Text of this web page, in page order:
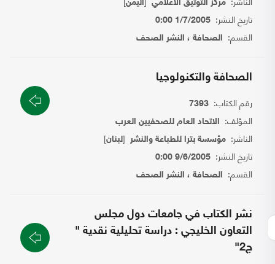
مركز التوثيق الاعلامي اليمن
تاريخ النشر: 1/7/2005 0:00
القسم: الصحافة ، النشر الصحف
الصحافة والتكنولوجيا
رقم الكتاب: 7393
المؤلف: الاتحاد العام للصحفيين العرب
الناشر: مؤسسة بترا للطباعة والنشر [لبنان]
تاريخ النشر: 9/6/2005 0:00
القسم: الصحافة ، النشر الصحف
نشر الكتاب في جامعات دول مجلس
التعاون الخليجي : دراسة تحليلية نقدية "
ج2"